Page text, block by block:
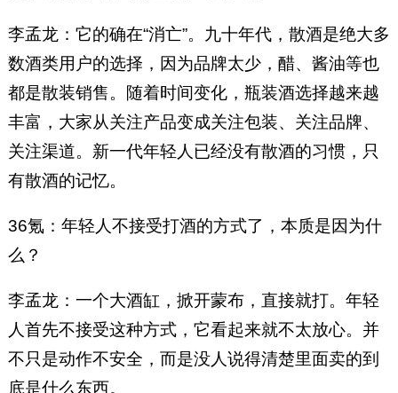
李孟龙：它的确在“消亡”。九十年代，散酒是绝大多
数酒类用户的选择，因为品牌太少，醋、酱油等也
都是散装销售。随着时间变化，瓶装酒选择越来越
丰富，大家从关注产品变成关注包装、关注品牌、
关注渠道。新一代年轻人已经没有散酒的习惯，只
有散酒的记忆。
36氪：年轻人不接受打酒的方式了，本质是因为什
么？
李孟龙：一个大酒缸，掀开蒙布，直接就打。年轻
人首先不接受这种方式，它看起来就不太放心。并
不只是动作不安全，而是没人说得清楚里面卖的到
底是什么东西。